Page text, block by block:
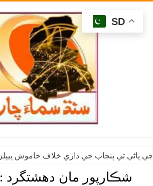
پاڻي تي پنجاب جي ڌاڙي خلاف خاموش
شڪارپور مان دهشتگرد
SD